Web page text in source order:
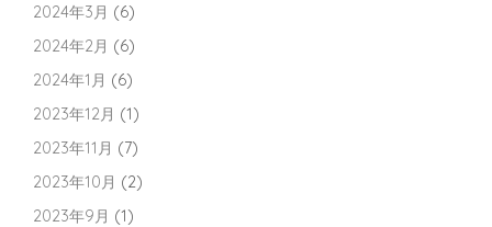
2024年3月 (6)
2024年2月 (6)
2024年1月 (6)
2023年12月 (1)
2023年11月 (7)
2023年10月 (2)
2023年9月 (1)